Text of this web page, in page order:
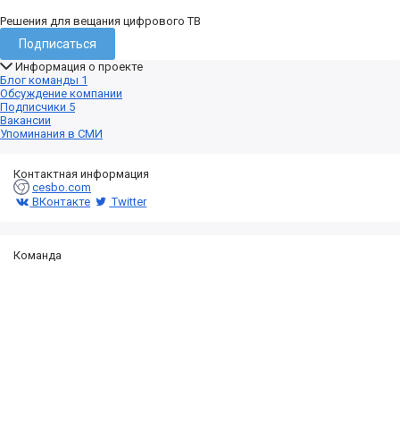
Решения для вещания цифрового ТВ
Подписаться
Информация о проекте
Блог команды 1
Обсуждение компании
Подписчики 5
Вакансии
Упоминания в СМИ
Контактная информация
cesbo.com
ВКонтакте
Twitter
Команда